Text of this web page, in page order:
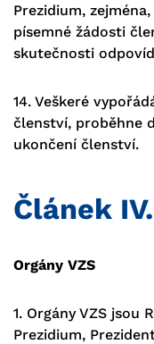
Prezidium,
písemné žádosti
skutečnosti
14. Veškeré
členství, proběhne
ukončení členství.
Článek IV.
Orgány VZS
1. Orgány VZS jsou
Prezidium,